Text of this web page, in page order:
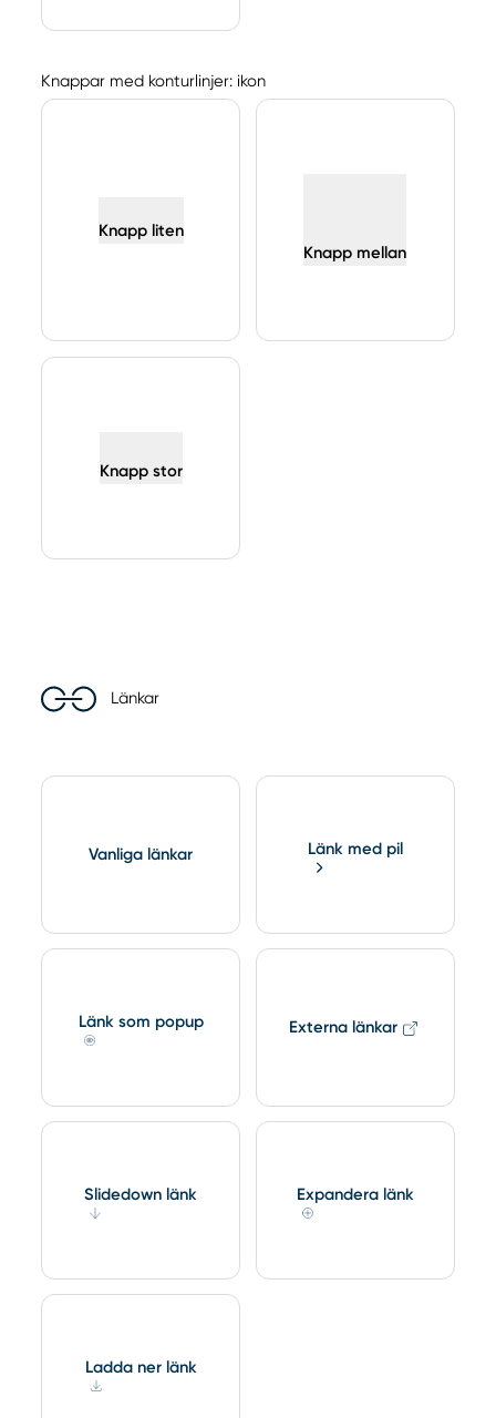
Knappar med konturlinjer: ikon
Knapp liten
Knapp mellan
Knapp stor
Länkar
Vanliga länkar Länk med pil
Länk som popup Externa länkar
Slidedown länk Expandera länk
Ladda ner länk